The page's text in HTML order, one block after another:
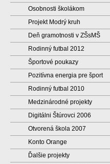
Osobnosti školákom
Projekt Modrý kruh
Deň gramotnosti v ZŠsMŠ
Rodinný futbal 2012
Športové poukazy
Pozitívna energia pre šport
Rodinný futbal 2010
Medzinárodné projekty
Digitálni Štúrovci 2006
Otvorená škola 2007
Konto Orange
Ďalšie projekty